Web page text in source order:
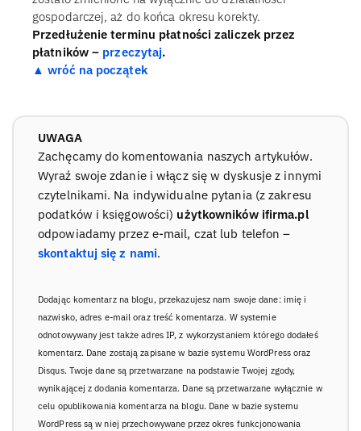
gospodarczej, aż do końca okresu korekty.
Przedłużenie terminu płatności zaliczek przez
płatników – przeczytaj.
▲ wróć na początek
UWAGA
Zachęcamy do komentowania naszych artykułów.
Wyraź swoje zdanie i włącz się w dyskusje z innymi
czytelnikami. Na indywidualne pytania (z zakresu
podatków i księgowości) użytkowników ifirma.pl
odpowiadamy przez e-mail, czat lub telefon –
skontaktuj się z nami.
Dodając komentarz na blogu, przekazujesz nam swoje dane: imię i
nazwisko, adres e-mail oraz treść komentarza. W systemie
odnotowywany jest także adres IP, z wykorzystaniem którego dodałeś
komentarz. Dane zostają zapisane w bazie systemu WordPress oraz
Disqus. Twoje dane są przetwarzane na podstawie Twojej zgody,
wynikającej z dodania komentarza. Dane są przetwarzane wyłącznie w
celu opublikowania komentarza na blogu. Dane w bazie systemu
WordPress są w niej przechowywane przez okres funkcjonowania